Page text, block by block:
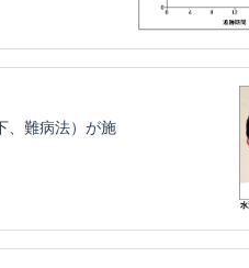
、難病法）が施